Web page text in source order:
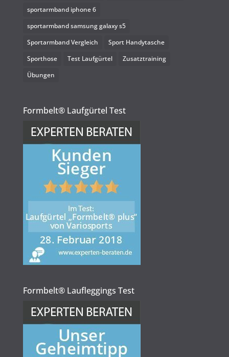
sportarmband iphone 6
sportarmband samsung galaxy s5
Sportarmband Vergleich
Sport Handytasche
Sporthose
Test Laufgürtel
Zusatztraining
Übungen
Formbelt® Laufgürtel Test
Formbelt® Laufleggings Test